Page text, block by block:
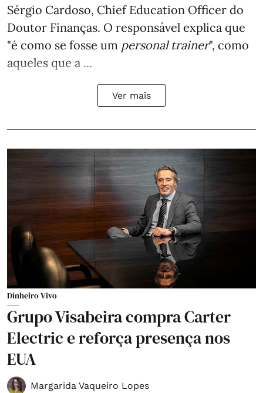
Sérgio Cardoso, Chief Education Officer do
Doutor Finanças. O responsável explica que
"é como se fosse um personal trainer", como
aqueles que a ...
Ver mais
Dinheiro Vivo
Grupo Visabeira compra Carter
Electric e reforça presença nos
EUA
Margarida Vaqueiro Lopes